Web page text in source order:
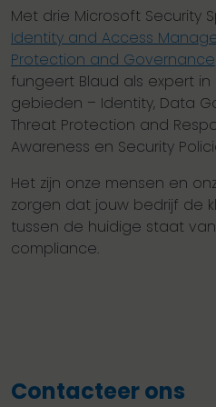
Met drie Microsoft Security
Identity and Access
Protection and Governance
fungeert Blaud als expert in
gebieden – Identity, Data
Threat Protection and
Awareness en Security
Het zijn onze mensen en
zorgen dat jouw bedrijf de
tussen de huidige staat
compliance.
Contacteer ons